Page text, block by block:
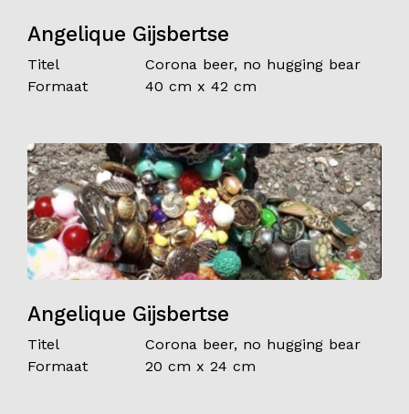
Angelique Gijsbertse
Titel
Corona beer, no hugging bear
Formaat
40 cm x 42 cm
Angelique Gijsbertse
Titel
Corona beer, no hugging bear
Formaat
20 cm x 24 cm